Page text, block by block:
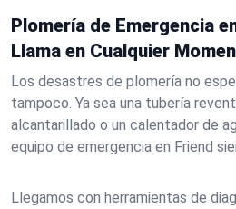
Plomería de Emergencia
Llama en Cualquier
Los desastres de plomería no
tampoco. Ya sea una tubería
alcantarillado o un calentador de
equipo de emergencia en Friend
Llegamos con herramientas de